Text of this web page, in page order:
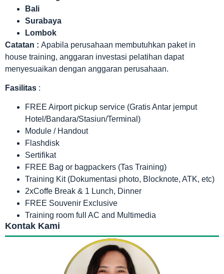
Bali
Surabaya
Lombok
Catatan : Apabila perusahaan membutuhkan paket in
house training, anggaran investasi pelatihan dapat
menyesuaikan dengan anggaran perusahaan.
Fasilitas :
FREE Airport pickup service (Gratis Antar jemput
Hotel/Bandara/Stasiun/Terminal)
Module / Handout
Flashdisk
Sertifikat
FREE Bag or bagpackers (Tas Training)
Training Kit (Dokumentasi photo, Blocknote, ATK, etc)
2xCoffe Break & 1 Lunch, Dinner
FREE Souvenir Exclusive
Training room full AC and Multimedia
Kontak Kami